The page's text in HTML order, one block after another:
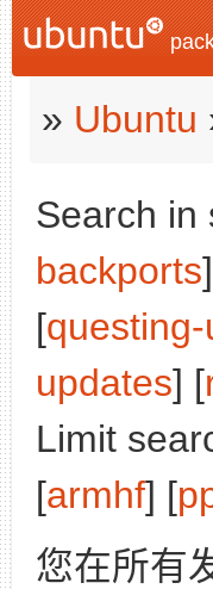
» Ubuntu
Search in
backports
[
updates] [
Limit
[armhf] [
您在所有